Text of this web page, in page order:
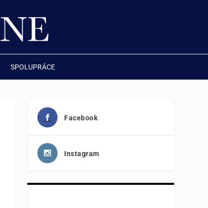
SPOLUPRÁCE
Facebook
Instagram